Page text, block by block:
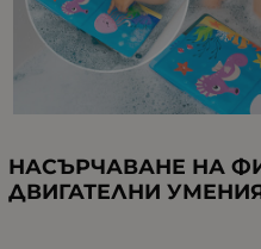
НАСЪРЧАВАНЕ НА
ДВИГАТЕЛНИ